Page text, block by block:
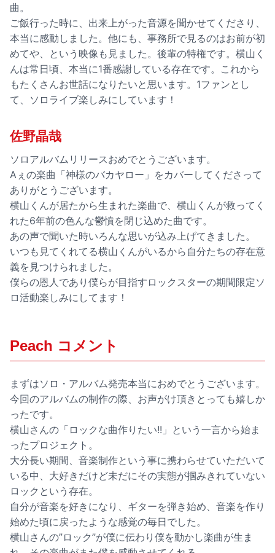
曲。
ご飯行った時に、出来上がった音源を聞かせてくださり、
本当に感動しました。他にも、事務所で見るのはお前が初
めてや、という映像も見ました。後輩の特権です。横山く
んは常日頃、本当に1番感謝している存在です。これから
もたくさんお世話になりたいと思います。1ファンとし
て、ソロライブ楽しみにしています！
佐野晶哉
ソロアルバムリリースおめでとうございます。
Aぇの楽曲「神様のバカヤロー」をカバーしてくださって
ありがとうございます。
横山くんが居たから生まれた楽曲で、横山くんが救ってく
れた6年前の色んな鬱憤を閉じ込めた曲です。
あの声で聞いた時いろんな思いが込み上げてきました。
いつも見てくれてる横山くんがいるから自分たちの存在意
義を見つけられました。
僕らの恩人であり僕らが目指すロックスターの期間限定ソ
ロ活動楽しみにしてます！
Peach コメント
まずはソロ・アルバム発売本当におめでとうございます。
今回のアルバムの制作の際、お声がけ頂きとっても嬉しか
ったです。
横山さんの「ロックな曲作りたい!!」という一言から始ま
ったプロジェクト。
大分長い期間、音楽制作という事に携わらせていただいて
いる中、大好きだけど未だにその実態が掴みきれていない
ロックという存在。
自分が音楽を好きになり、ギターを弾き始め、音楽を作り
始めた頃に戻ったような感覚の毎日でした。
横山さんの”ロック”が僕に伝わり僕を動かし楽曲が生ま